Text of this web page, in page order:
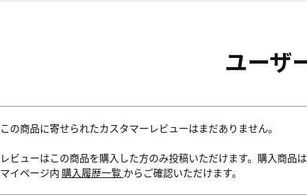
ユーザ
この商品に寄せられたカスタマーレビューはまだありません。
レビューはこの商品を購入した方のみ投稿いただけます。購入商品は
マイページ内 購入履歴一覧 からご確認いただけます。